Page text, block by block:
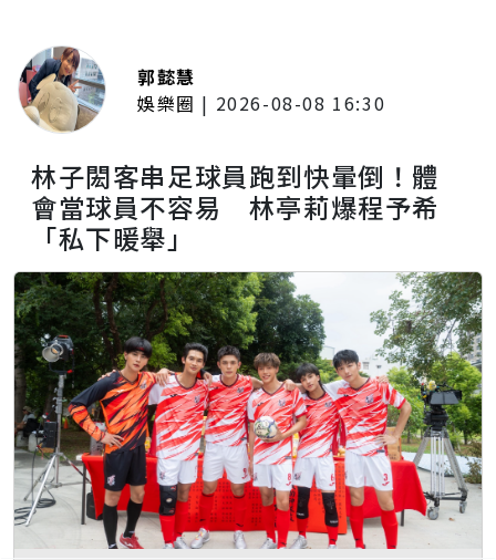
郭懿慧
娛樂圈 | 2026-08-08 16:30
林子閎客串足球員跑到快暈倒！體
會當球員不容易 林亭莉爆程予希
「私下暖舉」